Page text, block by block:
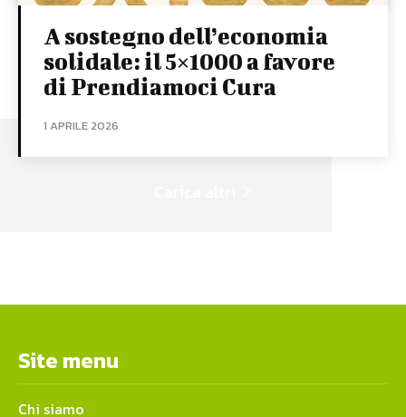
A sostegno dell’economia
solidale: il 5×1000 a favore
di Prendiamoci Cura
1 APRILE 2026
Site menu
Chi siamo